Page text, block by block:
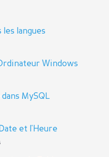
langues
Windows
MySQL
et l'Heure